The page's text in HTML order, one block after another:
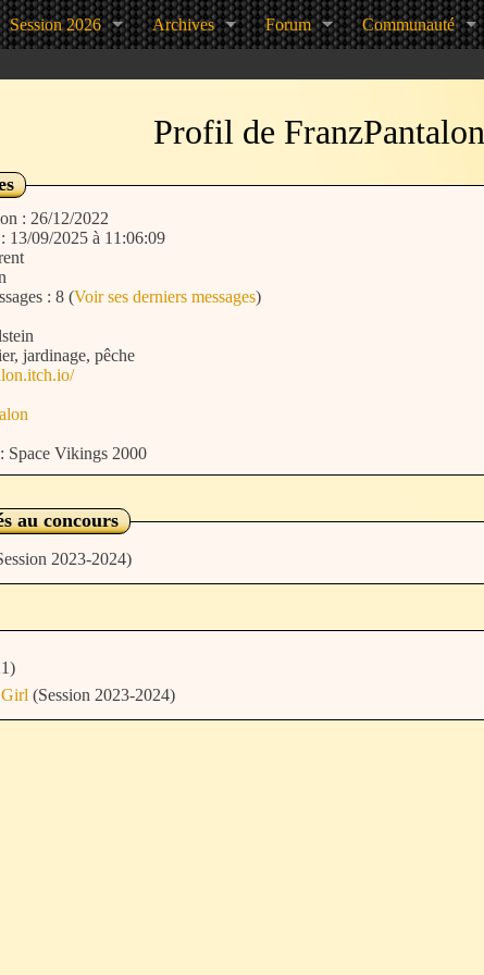
Session 2026 Archives Forum Communauté
Profil de FranzPantalon
: 26/12/2022
13/09/2025 à 11:06:09
Nombre de messages : 8 (Voir ses derniers messages)
jardinage, pêche
Space Vikings 2000
au concours
2023-2024)
(Session 2023-2024)